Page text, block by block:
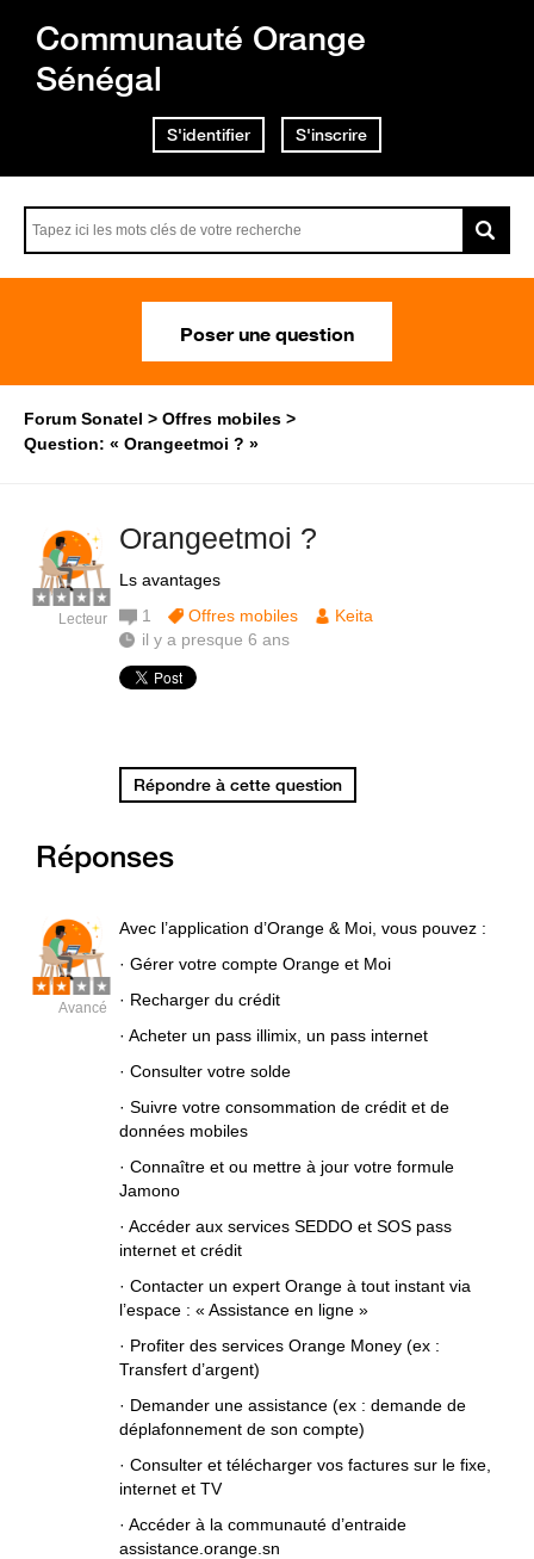
Communauté Orange
Sénégal
S'identifier S'inscrire
Poser une question
Forum Sonatel
Offres mobiles
Question: « Orangeetmoi ? »
Orangeetmoi ?
Ls avantages
Lecteur 1 Offres mobiles
Keita
il y a presque 6 ans
Répondre à cette question
Réponses
Avancé
Avec l’application d’Orange & Moi, vous pouvez :
· Gérer votre compte Orange et Moi
· Recharger du crédit
· Acheter un pass illimix, un pass internet
· Consulter votre solde
· Suivre votre consommation de crédit et de
données mobiles
· Connaître et ou mettre à jour votre formule
Jamono
· Accéder aux services SEDDO et SOS pass
internet et crédit
· Contacter un expert Orange à tout instant via
l’espace : « Assistance en ligne »
· Profiter des services Orange Money (ex :
Transfert d’argent)
· Demander une assistance (ex : demande de
déplafonnement de son compte)
· Consulter et télécharger vos factures sur le fixe,
internet et TV
· Accéder à la communauté d’entraide
assistance.orange.sn